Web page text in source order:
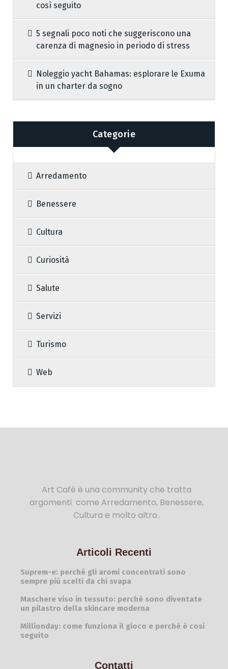
così seguito
5 segnali poco noti che suggeriscono una
carenza di magnesio in periodo di stress
Noleggio yacht Bahamas: esplorare le Exuma
in un charter da sogno
Categorie
Arredamento
Benessere
Cultura
Curiosità
Salute
Servizi
Turismo
Web
Art Cafè è una community che tratta
argomenti come Arredamento, Benessere,
Cultura e molto altro..
Articoli Recenti
Suprem-e: perché gli aromi concentrati sono
sempre più scelti da chi svapa
Maschere viso in tessuto: perché sono diventate
un pilastro della skincare moderna
Millionday: come funziona il gioco e perché è così
seguito
Contatti